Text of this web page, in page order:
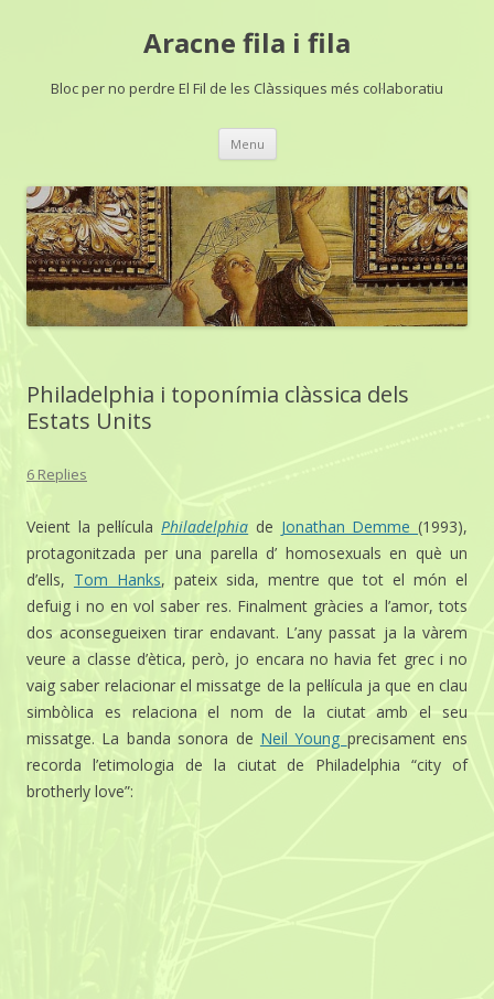
Aracne fila i fila
Bloc per no perdre El Fil de les Clàssiques més col·laboratiu
Menu Skip
Philadelphia i toponímia clàssica dels
Estats Units
6 Replies
Veient la pel·lículaPhiladelphia de Jonathan Demme(1993),
protagonitzada per una parella d’ homosexuals en què un
d’ells, Tom Hanks, pateix sida, mentre que tot el món el
defuig i no en vol saber res. Finalment gràcies a l’amor, tots
dos aconsegueixen tirar endavant. L’any passat ja la vàrem
veure a classe d’ètica, però, jo encara no havia fet grec i no
vaig saber relacionar el missatge de la pel·lícula ja que en clau
simbòlica es relaciona el nom de la ciutat amb el seu
missatge. La banda sonora de Neil Young precisament ens
recorda l’etimologia de la ciutat de Philadelphia “city of
brotherly love”: